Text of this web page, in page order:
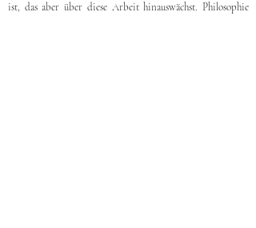
ist, das aber über diese Arbeit hinauswächst. Philosophie